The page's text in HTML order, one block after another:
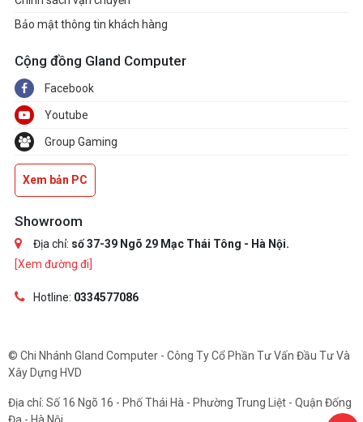
Bảo mật thông tin khách hàng
Cộng đồng Gland Computer
Facebook
Youtube
Group Gaming
Xem bản PC
Showroom
Địa chỉ: số 37-39 Ngõ 29 Mạc Thái Tông - Hà Nội.
[Xem đường đi]
Hotline: 0334577086
© Chi Nhánh Gland Computer - Công Ty Cổ Phần Tư Vấn Đầu Tư Và
Xây Dựng HVD
Địa chỉ: Số 16 Ngõ 16 - Phố Thái Hà - Phường Trung Liệt - Quận Đống